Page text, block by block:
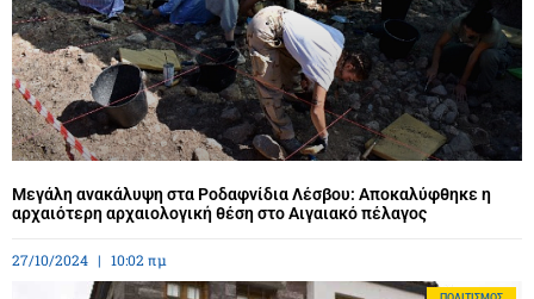
Μεγάλη ανακάλυψη στα Ροδαφνίδια Λέσβου: Αποκαλύφθηκε η
αρχαιότερη αρχαιολογική θέση στο Αιγαιακό πέλαγος
27/10/2024 10:02 πμ